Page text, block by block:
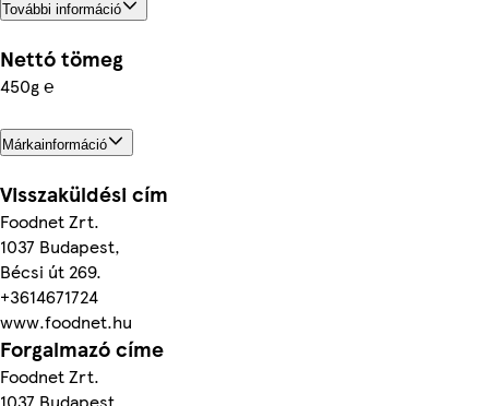
További információ
Nettó tömeg
450g ℮
Márkainformáció
Visszaküldési cím
Foodnet Zrt.
1037 Budapest,
Bécsi út 269.
+3614671724
www.foodnet.hu
Forgalmazó címe
Foodnet Zrt.